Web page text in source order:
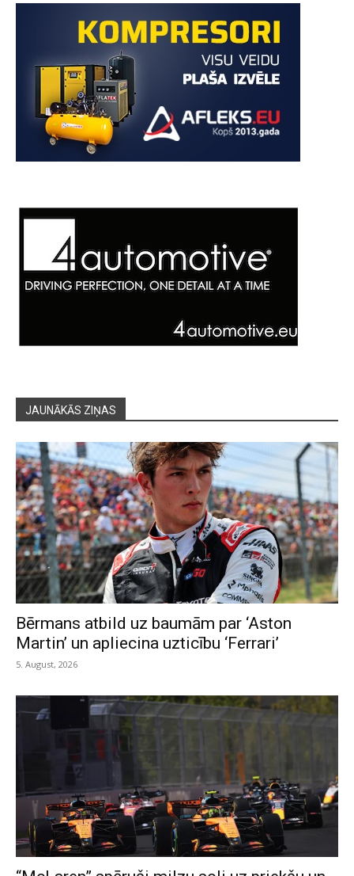
JAUNĀKĀS ZIŅAS
Bērmans atbild uz baumām par ‘Aston
Martin’ un apliecina uzticību ‘Ferrari’
5. August, 2026